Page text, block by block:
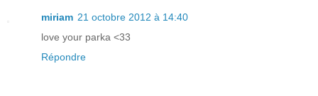
miriam 21 octobre 2012 à 14:40
love your parka <33
Répondre